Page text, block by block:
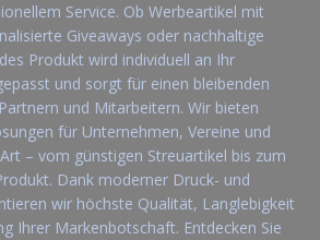
Service. Ob Werbeartikel mit
Giveaways oder nachhaltige
Produkt wird individuell an Ihr
und sorgt für einen bleibenden
und Mitarbeitern. Wir bieten
für Unternehmen, Vereine und
– vom günstigen Streuartikel bis zum
Dank moderner Druck- und
wir höchste Qualität, Langlebigkeit
Ihrer Markenbotschaft. Entdecken Sie